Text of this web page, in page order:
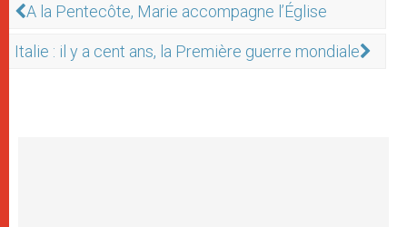
A la Pentecôte, Marie accompagne l’Église
Italie : il y a cent ans, la Première guerre mondiale